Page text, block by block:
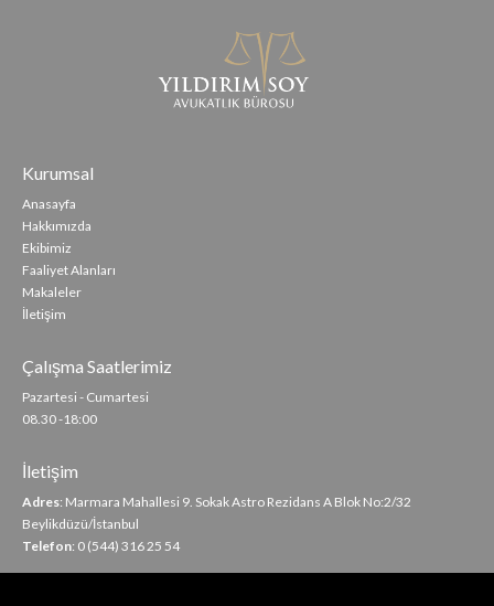
Kurumsal
Anasayfa
Hakkımızda
Ekibimiz
Faaliyet Alanları
Makaleler
İletişim
Çalışma Saatlerimiz
Pazartesi - Cumartesi
08.30 -18:00
İletişim
Adres: Marmara Mahallesi 9. Sokak Astro Rezidans A Blok No:2/32
Beylikdüzü/İstanbul
Telefon: 0 (544) 316 25 54